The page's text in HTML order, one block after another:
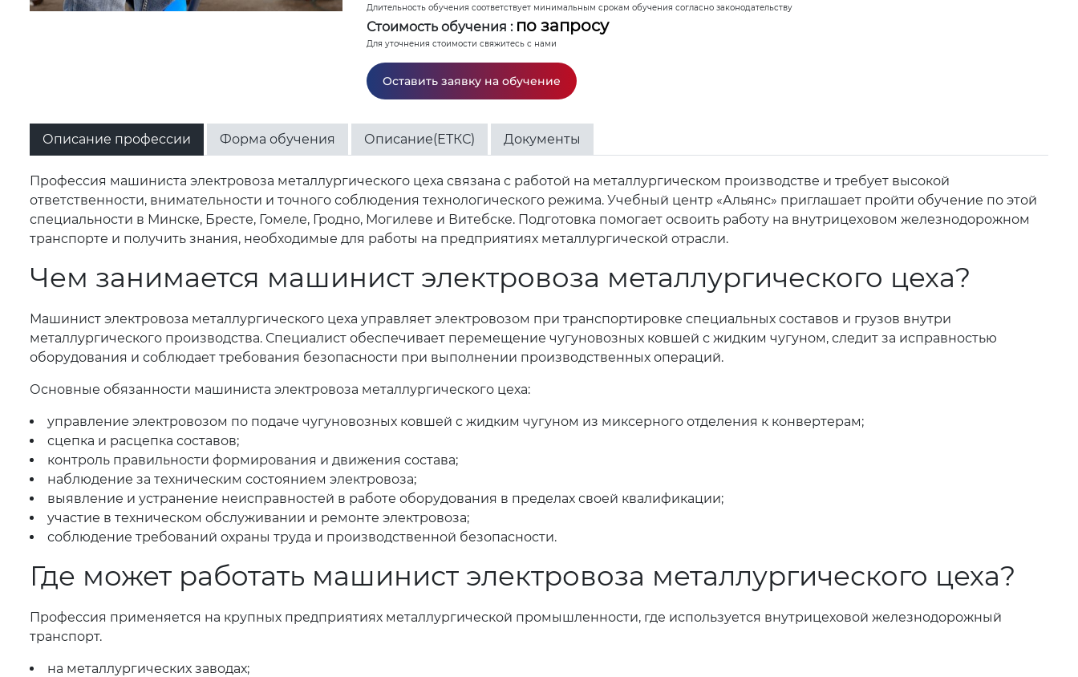
Длительность обучения соответствует минимальным срокам обучения согласно законодательству
Стоимость обучения : по запросу
Для уточнения стоимости свяжитесь с нами
Оставить заявку на обучение
Описание профессии Форма обучения Описание(ЕТКС) Документы
Профессия машиниста электровоза металлургического цеха связана с работой на металлургическом производстве и требует высокой
ответственности, внимательности и точного соблюдения технологического режима. Учебный центр «Альянс» приглашает пройти обучение по этой
специальности в Минске, Бресте, Гомеле, Гродно, Могилеве и Витебске. Подготовка помогает освоить работу на внутрицеховом железнодорожном
транспорте и получить знания, необходимые для работы на предприятиях металлургической отрасли.
Чем занимается машинист электровоза металлургического цеха?
Машинист электровоза металлургического цеха управляет электровозом при транспортировке специальных составов и грузов внутри
металлургического производства. Специалист обеспечивает перемещение чугуновозных ковшей с жидким чугуном, следит за исправностью
оборудования и соблюдает требования безопасности при выполнении производственных операций.
Основные обязанности машиниста электровоза металлургического цеха:
управление электровозом по подаче чугуновозных ковшей с жидким чугуном из миксерного отделения к конвертерам;
сцепка и расцепка составов;
контроль правильности формирования и движения состава;
наблюдение за техническим состоянием электровоза;
выявление и устранение неисправностей в работе оборудования в пределах своей квалификации;
участие в техническом обслуживании и ремонте электровоза;
соблюдение требований охраны труда и производственной безопасности.
Где может работать машинист электровоза металлургического цеха?
Профессия применяется на крупных предприятиях металлургической промышленности, где используется внутрицеховой железнодорожный
транспорт.
на металлургических заводах;